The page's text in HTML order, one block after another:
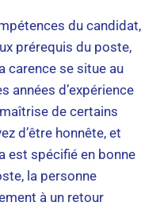
du candidat,
prérequis du poste,
carence se situe au
années d’expérience
de certains
d’être honnête, et
est spécifié en bonne
la personne
à un retour